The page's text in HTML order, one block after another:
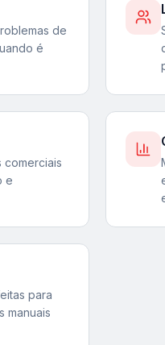
de
é
comerciais
e
para
manuais